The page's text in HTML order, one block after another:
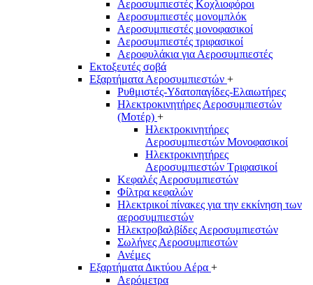
Αεροσυμπιεστές Κοχλιοφόροι
Αεροσυμπιεστές μονομπλόκ
Αεροσυμπιεστές μονοφασικοί
Αεροσυμπιεστές τριφασικοί
Αεροφυλάκια για Αεροσυμπιεστές
Εκτοξευτές σοβά
Εξαρτήματα Αεροσυμπιεστών +
Ρυθμιστές-Υδατοπαγίδες-Ελαιωτήρες
Ηλεκτροκινητήρες Αεροσυμπιεστών
(Μοτέρ) +
Ηλεκτροκινητήρες
Αεροσυμπιεστών Μονοφασικοί
Ηλεκτροκινητήρες
Αεροσυμπιεστών Τριφασικοί
Κεφαλές Αεροσυμπιεστών
Φίλτρα κεφαλών
Ηλεκτρικοί πίνακες για την εκκίνηση των
αεροσυμπιεστών
Ηλεκτροβαλβίδες Αεροσυμπιεστών
Σωλήνες Αεροσυμπιεστών
Ανέμες
Εξαρτήματα Δικτύου Αέρα +
Αερόμετρα